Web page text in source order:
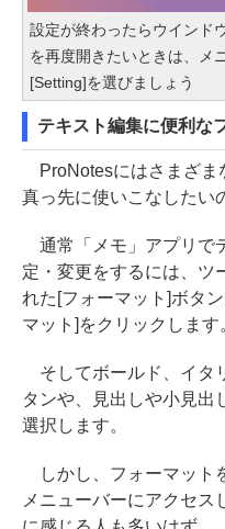
設定が終わったらウインド
を再度開きたいときは、メ
[Setting]を選びましょう
テキスト編集に便利な
ProNotesにはさまざま
真っ先に使いこなしたい
通常「メモ」アプリで
定・変更をするには、ツ
れた[フォーマット]ボタ
マット]をクリックします
そしてボールド、イタ
タンや、見出しや小見出
選択します。
しかし、フォーマット
メニューバーにアクセス